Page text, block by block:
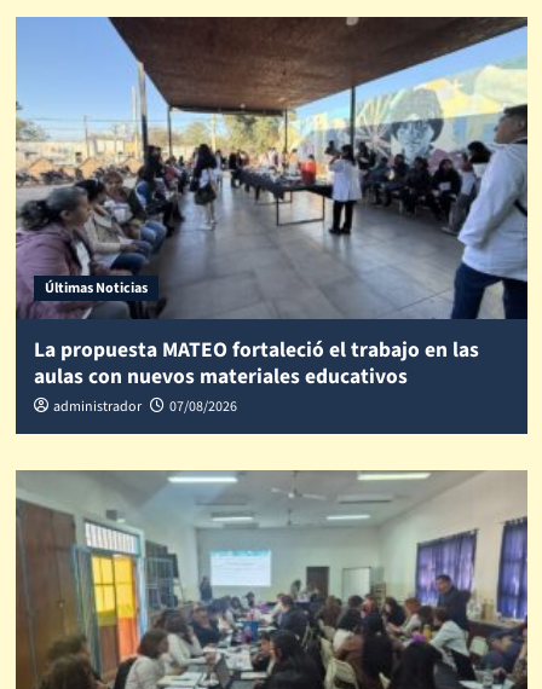
Últimas Noticias
La propuesta MATEO fortaleció el trabajo en las
aulas con nuevos materiales educativos
administrador 07/08/2026